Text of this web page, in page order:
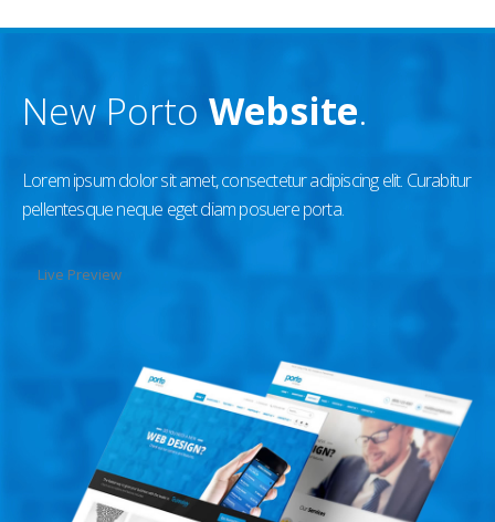
New Porto Website.
Lorem ipsum dolor sit amet, consectetur adipiscing elit. Curabitur
pellentesque neque eget diam posuere porta.
Live Preview